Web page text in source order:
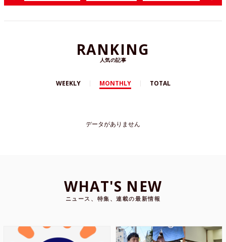
RANKING
人気の記事
WEEKLY MONTHLY TOTAL
データがありません
WHAT'S NEW
ニュース、特集、連載の最新情報